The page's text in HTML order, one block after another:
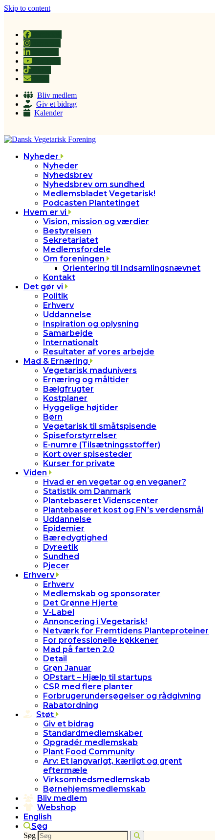
Skip to content
Tiktok
Bliv medlem
Giv et bidrag
Kalender
Nyheder
Nyheder
Nyhedsbrev
Nyhedsbrev om sundhed
Medlemsbladet Vegetarisk!
Podcasten Plantetinget
Hvem er vi
Vision, mission og værdier
Bestyrelsen
Sekretariatet
Medlemsfordele
Om foreningen
Orientering til Indsamlingsnævnet
Kontakt
Det gør vi
Politik
Erhverv
Uddannelse
Inspiration og oplysning
Samarbejde
Internationalt
Resultater af vores arbejde
Mad & Ernæring
Vegetarisk madunivers
Ernæring og måltider
Bælgfrugter
Kostplaner
Hyggelige højtider
Børn
Vegetarisk til småtspisende
Spiseforstyrrelser
E-numre (Tilsætningsstoffer)
Kort over spisesteder
Kurser for private
Viden
Hvad er en vegetar og en veganer?
Statistik om Danmark
Plantebaseret Videnscenter
Plantebaseret kost og FN’s verdensmål
Uddannelse
Epidemier
Bæredygtighed
Dyreetik
Sundhed
Pjecer
Erhverv
Erhverv
Medlemskab og sponsorater
Det Grønne Hjerte
V-Label
Annoncering i Vegetarisk!
Netværk for Fremtidens Planteproteiner
For professionelle køkkener
Mad på farten 2.0
Detail
Grøn Januar
OPstart – Hjælp til startups
CSR med flere planter
Forbrugerundersøgelser og rådgivning
Rabatordning
Støt
Giv et bidrag
Standardmedlemskaber
Opgradér medlemskab
Plant Food Community
Arv: Et langvarigt, kærligt og grønt
eftermæle
Virksomhedsmedlemskab
Børnehjemsmedlemskab
Bliv medlem
Webshop
English
Søg
Søg